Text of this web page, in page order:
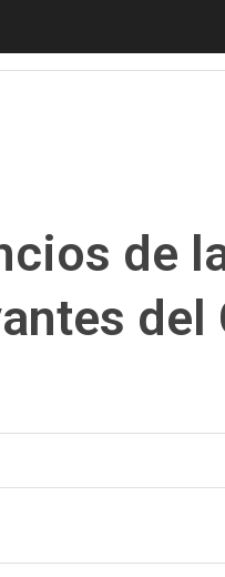
las conferencias más
de
del